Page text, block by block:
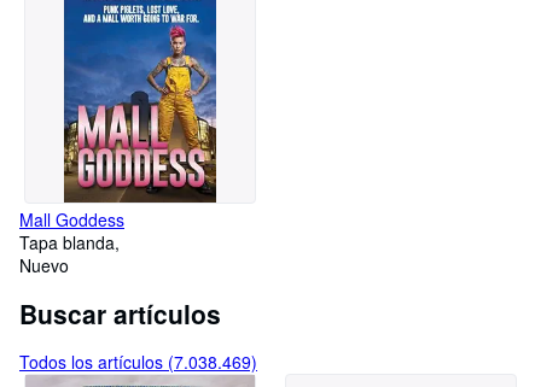
Mall Goddess
Tapa blanda
Nuevo
Buscar artículos
Todos los artículos (7.038.469)